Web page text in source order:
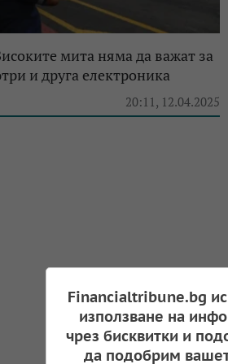
мита няма да важат за
и друга електроника
20:11, 12.04.2025
Financialtribune.bg
използване на
чрез бисквитки и
да подобрим